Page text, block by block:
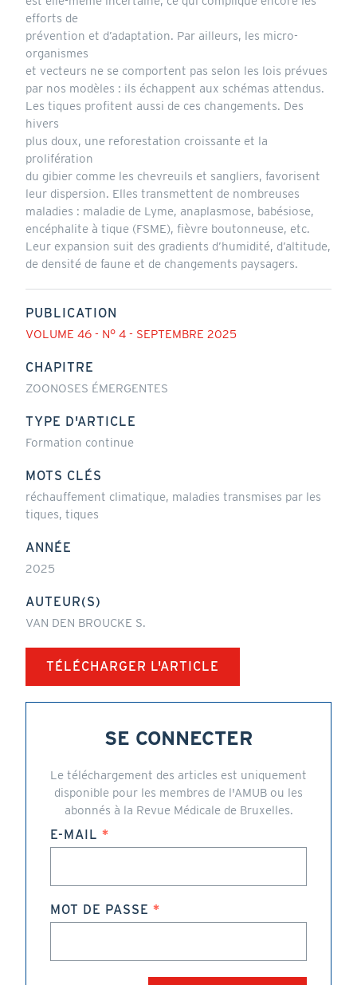
efforts de
prévention et d’adaptation. Par ailleurs, les micro-
organismes
et vecteurs ne se comportent pas selon les lois prévues
par nos modèles : ils échappent aux schémas attendus.
Les tiques profitent aussi de ces changements. Des
hivers
plus doux, une reforestation croissante et la
prolifération
du gibier comme les chevreuils et sangliers, favorisent
leur dispersion. Elles transmettent de nombreuses
maladies : maladie de Lyme, anaplasmose, babésiose,
encéphalite à tique (FSME), fièvre boutonneuse, etc.
Leur expansion suit des gradients d’humidité, d’altitude,
de densité de faune et de changements paysagers.
PUBLICATION
VOLUME 46 - N° 4 - SEPTEMBRE 2025
CHAPITRE
ZOONOSES ÉMERGENTES
TYPE D'ARTICLE
Formation continue
MOTS CLÉS
réchauffement climatique, maladies transmises par les
tiques, tiques
ANNÉE
2025
AUTEUR(S)
VAN DEN BROUCKE S.
TÉLÉCHARGER L'ARTICLE
SE CONNECTER
Le téléchargement des articles est uniquement
disponible pour les membres de l'AMUB ou les
abonnés à la Revue Médicale de Bruxelles.
E-MAIL
MOT DE PASSE